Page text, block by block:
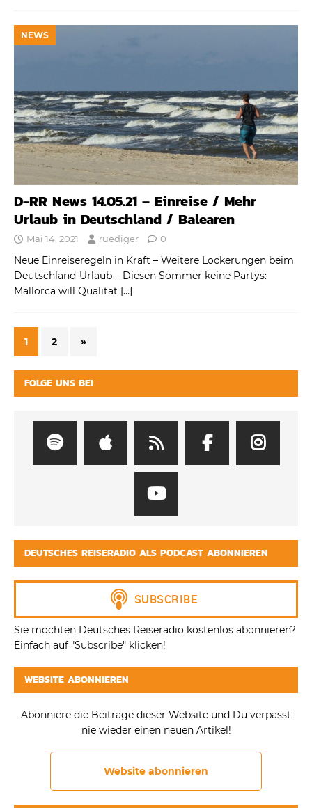
NEWS
D-RR News 14.05.21 – Einreise / Mehr
Urlaub in Deutschland / Balearen
Mai 14, 2021 ruediger 0
Neue Einreiseregeln in Kraft – Weitere Lockerungen beim
Deutschland-Urlaub – Diesen Sommer keine Partys:
Mallorca will Qualität […]
1 2 »
FOLGE UNS BEI
DEUTSCHES REISERADIO ALS PODCAST ABONNIEREN
Sie möchten Deutsches Reiseradio kostenlos abonnieren?
Einfach auf "Subscribe" klicken!
WEBSITE ABONNIEREN
Abonniere die Beiträge dieser Website und Du verpasst
nie wieder einen neuen Artikel!
Website abonnieren